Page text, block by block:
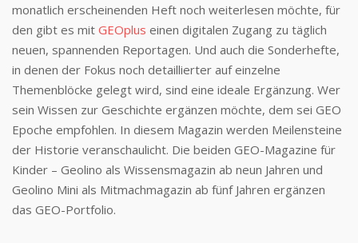
monatlich erscheinenden Heft noch weiterlesen möchte, für
den gibt es mit GEOplus einen digitalen Zugang zu täglich
neuen, spannenden Reportagen. Und auch die Sonderhefte,
in denen der Fokus noch detaillierter auf einzelne
Themenblöcke gelegt wird, sind eine ideale Ergänzung. Wer
sein Wissen zur Geschichte ergänzen möchte, dem sei GEO
Epoche empfohlen. In diesem Magazin werden Meilensteine
der Historie veranschaulicht. Die beiden GEO-Magazine für
Kinder – Geolino als Wissensmagazin ab neun Jahren und
Geolino Mini als Mitmachmagazin ab fünf Jahren ergänzen
das GEO-Portfolio.